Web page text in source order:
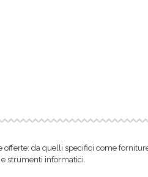
da quelli specifici come
strumenti informatici.